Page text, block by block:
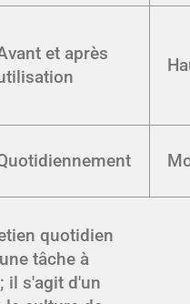
et après
quotidien
tâche à
il s'agit d'un